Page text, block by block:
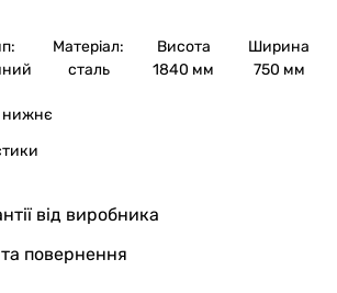
Матеріал:
сталь
Висота
1840 мм
Ширина
750 мм
нижнє
від виробника
повернення